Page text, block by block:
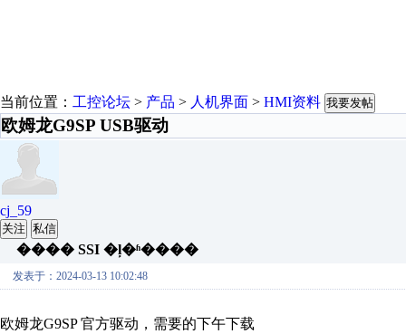
当前位置： 工控论坛 > 产品 > 人机界面 > HMI资料 我要发帖
欧姆龙G9SP USB驱动
cj_59
关注 私信
���� SSI �ļ�ʱ����
发表于：2024-03-13 10:02:48
欧姆龙G9SP 官方驱动，需要的下午下载